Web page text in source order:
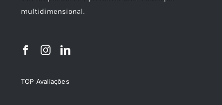
multidimensional.
TOP Avaliações